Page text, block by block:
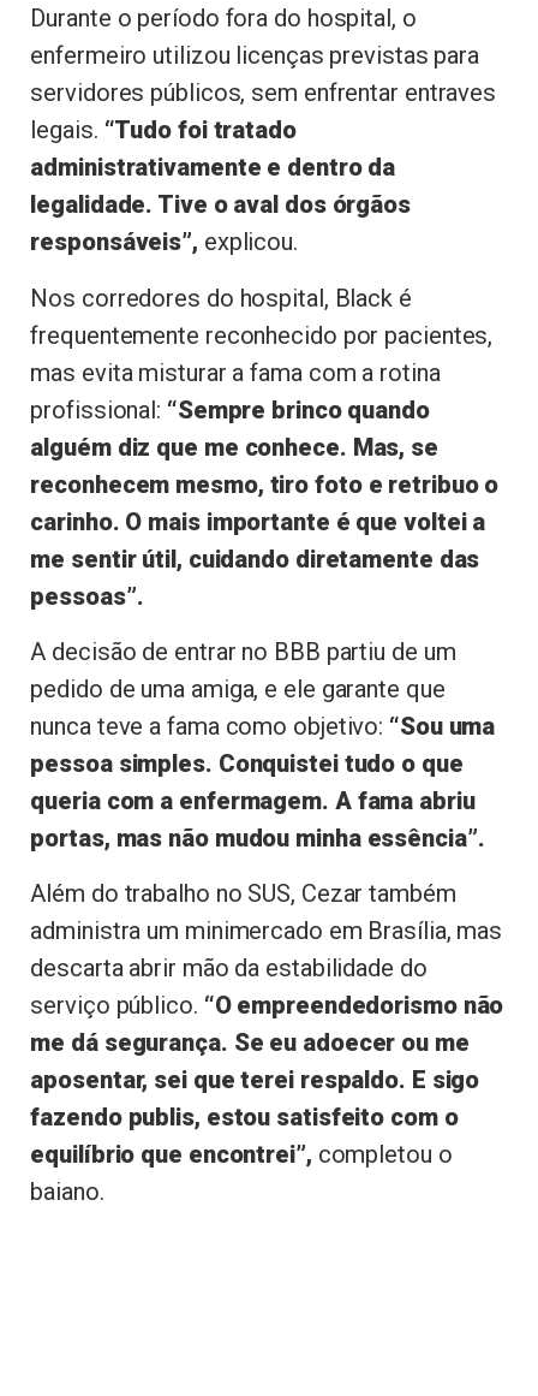
Durante o período fora do hospital, o
enfermeiro utilizou licenças previstas para
servidores públicos, sem enfrentar entraves
legais. “Tudo foi tratado
administrativamente e dentro da
legalidade. Tive o aval dos órgãos
responsáveis”, explicou.
Nos corredores do hospital, Black é
frequentemente reconhecido por pacientes,
mas evita misturar a fama com a rotina
profissional: “Sempre brinco quando
alguém diz que me conhece. Mas, se
reconhecem mesmo, tiro foto e retribuo o
carinho. O mais importante é que voltei a
me sentir útil, cuidando diretamente das
pessoas”.
A decisão de entrar no BBB partiu de um
pedido de uma amiga, e ele garante que
nunca teve a fama como objetivo: “Sou uma
pessoa simples. Conquistei tudo o que
queria com a enfermagem. A fama abriu
portas, mas não mudou minha essência”.
Além do trabalho no SUS, Cezar também
administra um minimercado em Brasília, mas
descarta abrir mão da estabilidade do
serviço público. “O empreendedorismo não
me dá segurança. Se eu adoecer ou me
aposentar, sei que terei respaldo. E sigo
fazendo publis, estou satisfeito com o
equilíbrio que encontrei”, completou o
baiano.